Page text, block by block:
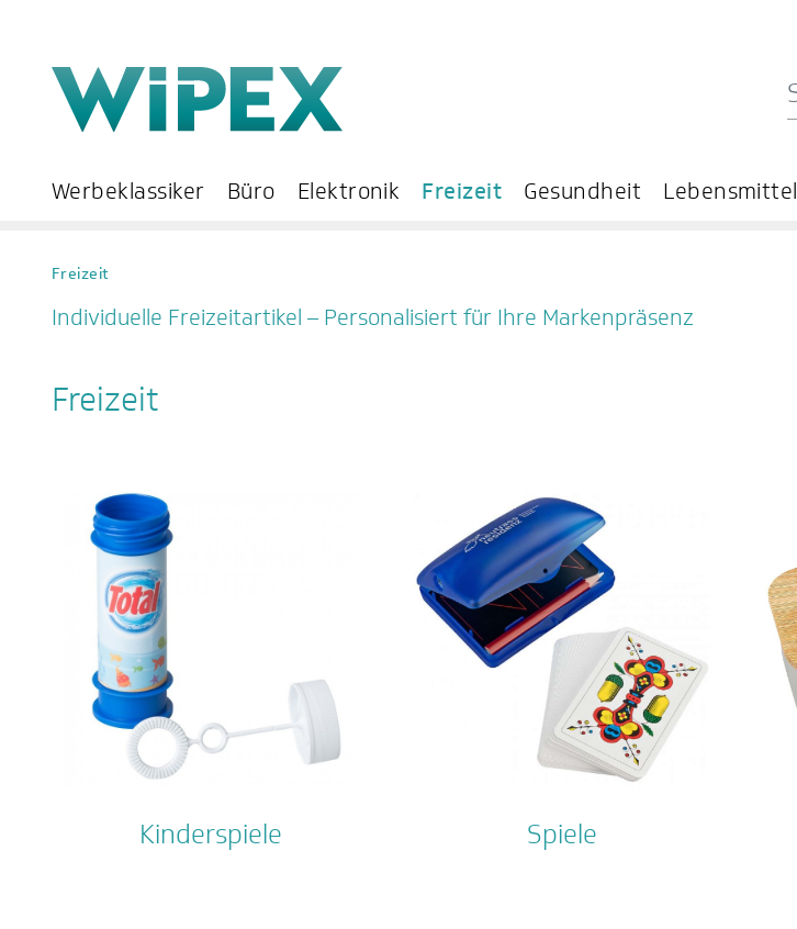
Werbeklassiker Büro Elektronik Freizeit Gesundheit Lebensmittel
Freizeit
Individuelle Freizeitartikel – Personalisiert für Ihre Markenpräsenz
Freizeit
Kinderspiele Spiele